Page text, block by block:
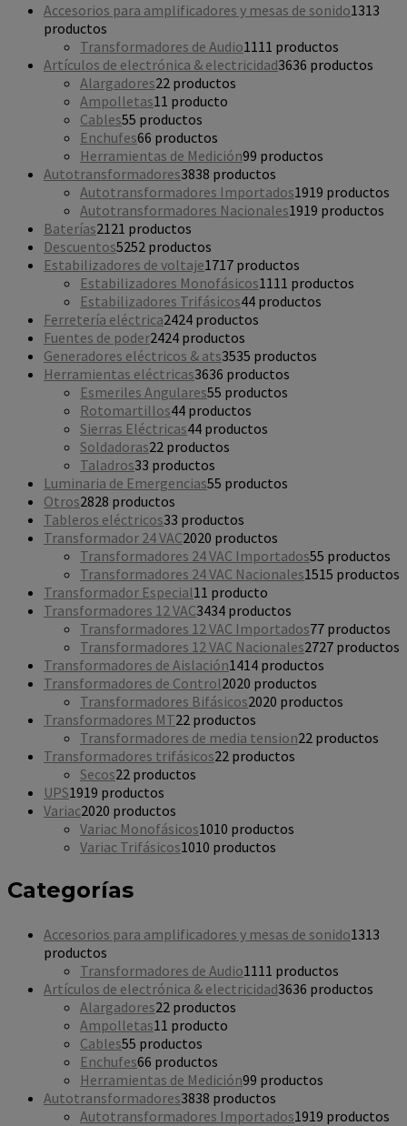
Accesorios para amplificadores y mesas de sonido1313
productos
Transformadores de Audio1111 productos
Artículos de electrónica & electricidad3636 productos
Alargadores22 productos
Ampolletas11 producto
Cables55 productos
Enchufes66 productos
Herramientas de Medición99 productos
Autotransformadores3838 productos
Autotransformadores Importados1919 productos
Autotransformadores Nacionales1919 productos
Baterías2121 productos
Descuentos5252 productos
Estabilizadores de voltaje1717 productos
Estabilizadores Monofásicos1111 productos
Estabilizadores Trifásicos44 productos
Ferretería eléctrica2424 productos
Fuentes de poder2424 productos
Generadores eléctricos & ats3535 productos
Herramientas eléctricas3636 productos
Esmeriles Angulares55 productos
Rotomartillos44 productos
Sierras Eléctricas44 productos
Soldadoras22 productos
Taladros33 productos
Luminaria de Emergencias55 productos
Otros2828 productos
Tableros eléctricos33 productos
Transformador 24 VAC2020 productos
Transformadores 24 VAC Importados55 productos
Transformadores 24 VAC Nacionales1515 productos
Transformador Especial11 producto
Transformadores 12 VAC3434 productos
Transformadores 12 VAC Importados77 productos
Transformadores 12 VAC Nacionales2727 productos
Transformadores de Aislación1414 productos
Transformadores de Control2020 productos
Transformadores Bifásicos2020 productos
Transformadores MT22 productos
Transformadores de media tension22 productos
Transformadores trifásicos22 productos
Secos22 productos
UPS1919 productos
Variac2020 productos
Variac Monofásicos1010 productos
Variac Trifásicos1010 productos
Categorías
Accesorios para amplificadores y mesas de sonido1313
productos
Transformadores de Audio1111 productos
Artículos de electrónica & electricidad3636 productos
Alargadores22 productos
Ampolletas11 producto
Cables55 productos
Enchufes66 productos
Herramientas de Medición99 productos
Autotransformadores3838 productos
Autotransformadores Importados1919 productos